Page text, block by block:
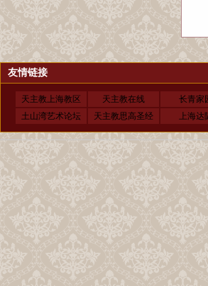
友情链接
天主教上海教区 天主教在线 长青家
土山湾艺术论坛
天主教思高圣经 上海达